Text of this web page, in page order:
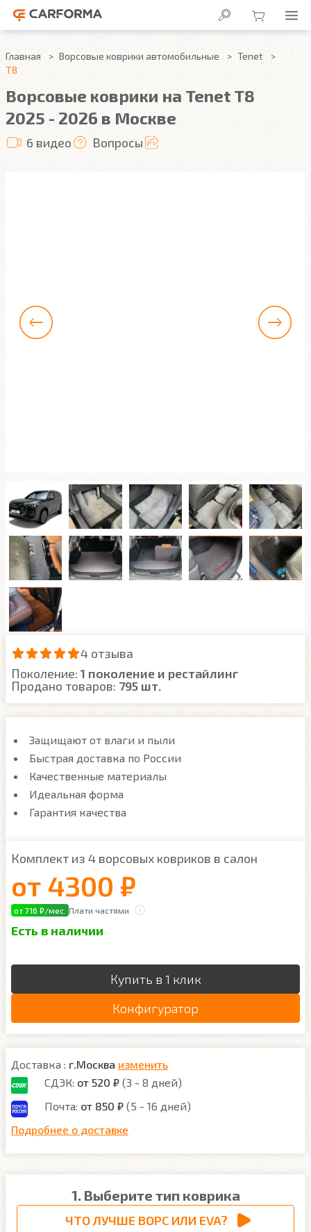
Главная Ворсовые коврики автомобильные
Tenet
T8
Ворсовые коврики на Tenet T8
2025 - 2026 в Москве
6 видео Вопросы
4 отзыва
Поколение: 1 поколение и рестайлинг
Продано товаров: 795 шт.
Защищают от влаги и пыли
Быстрая доставка по России
Качественные материалы
Идеальная форма
Гарантия качества
Комплект из 4 ворсовых ковриков в салон
от 4300 ₽
от 716 ₽/мес. Плати частями
Есть в наличии
Купить в 1 клик
Конфигуратор
Доставка : г.Москва изменить
СДЭК: от 520 ₽ (3 - 8 дней)
Почта: от 850 ₽ (5 - 16 дней)
Подробнее о доставке
1. Выберите тип коврика
ЧТО ЛУЧШЕ ВОРС ИЛИ EVA?